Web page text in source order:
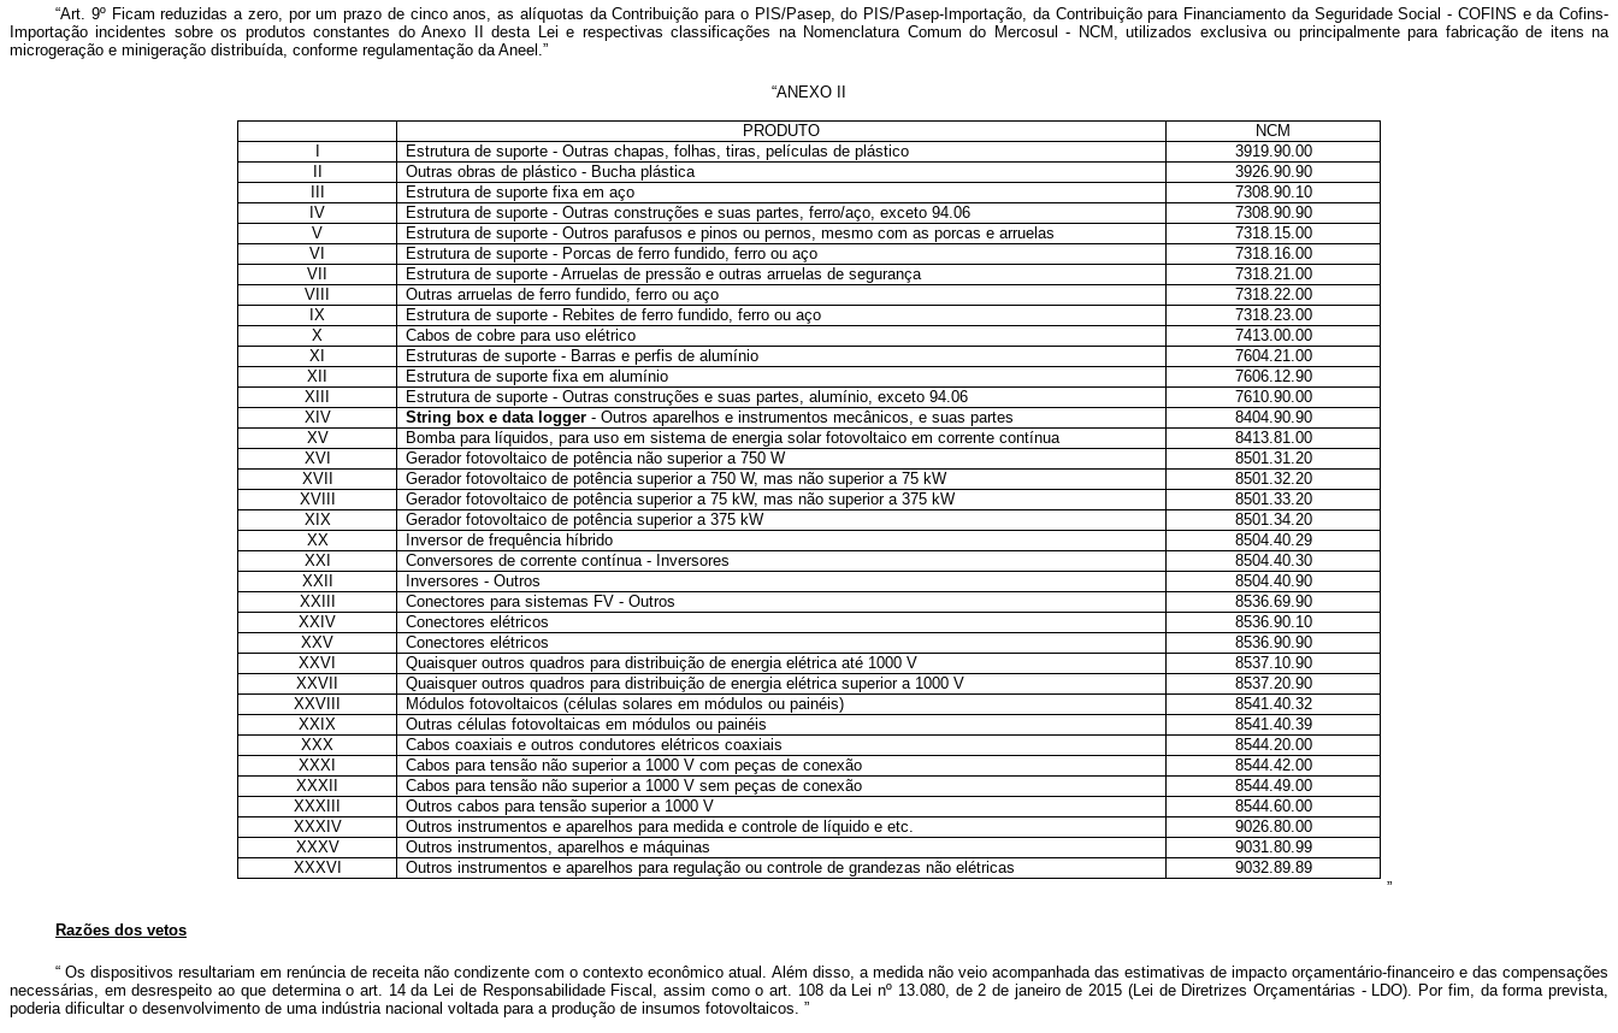
“Art. 9º Ficam reduzidas a zero, por um prazo de cinco anos, as alíquotas da Contribuição para o PIS/Pasep, do PIS/Pasep-Importação, da Contribuição para Financiamento da Seguridade Social - COFINS e da Cofins-
Importação incidentes sobre os produtos constantes do Anexo II desta Lei e respectivas classificações na Nomenclatura Comum do Mercosul - NCM, utilizados exclusiva ou principalmente para fabricação de itens na
microgeração e minigeração distribuída, conforme regulamentação da Aneel.”
“ANEXO II
PRODUTO
NCM
I
Estrutura de suporte - Outras chapas, folhas, tiras, películas de plástico
3919.90.00
II
Outras obras de plástico - Bucha plástica
3926.90.90
III
Estrutura de suporte fixa em aço
7308.90.10
IV
Estrutura de suporte - Outras construções e suas partes, ferro/aço, exceto 94.06
7308.90.90
V
Estrutura de suporte - Outros parafusos e pinos ou pernos, mesmo com as porcas e arruelas
7318.15.00
VI
Estrutura de suporte - Porcas de ferro fundido, ferro ou aço
7318.16.00
VII
Estrutura de suporte - Arruelas de pressão e outras arruelas de segurança
7318.21.00
VIII
Outras arruelas de ferro fundido, ferro ou aço
7318.22.00
IX
Estrutura de suporte - Rebites de ferro fundido, ferro ou aço
7318.23.00
X
Cabos de cobre para uso elétrico
7413.00.00
XI
Estruturas de suporte - Barras e perfis de alumínio
7604.21.00
XII
Estrutura de suporte fixa em alumínio
7606.12.90
XIII
Estrutura de suporte - Outras construções e suas partes, alumínio, exceto 94.06
7610.90.00
XIV
String box e data logger- Outros aparelhos e instrumentos mecânicos, e suas partes
8404.90.90
XV
Bomba para líquidos, para uso em sistema de energia solar fotovoltaico em corrente contínua
8413.81.00
XVI
Gerador fotovoltaico de potência não superior a 750 W
8501.31.20
XVII
Gerador fotovoltaico de potência superior a 750 W, mas não superior a 75 kW
8501.32.20
XVIII
Gerador fotovoltaico de potência superior a 75 kW, mas não superior a 375 kW
8501.33.20
XIX
Gerador fotovoltaico de potência superior a 375 kW
8501.34.20
XX
Inversor de frequência híbrido
8504.40.29
XXI
Conversores de corrente contínua - Inversores
8504.40.30
XXII
Inversores - Outros
8504.40.90
XXIII
Conectores para sistemas FV - Outros
8536.69.90
XXIV
Conectores elétricos
8536.90.10
XXV
Conectores elétricos
8536.90.90
XXVI
Quaisquer outros quadros para distribuição de energia elétrica até 1000 V
8537.10.90
XXVII
Quaisquer outros quadros para distribuição de energia elétrica superior a 1000 V
8537.20.90
XXVIII
Módulos fotovoltaicos (células solares em módulos ou painéis)
8541.40.32
XXIX
Outras células fotovoltaicas em módulos ou painéis
8541.40.39
XXX
Cabos coaxiais e outros condutores elétricos coaxiais
8544.20.00
XXXI
Cabos para tensão não superior a 1000 V com peças de conexão
8544.42.00
XXXII
Cabos para tensão não superior a 1000 V sem peças de conexão
8544.49.00
XXXIII
Outros cabos para tensão superior a 1000 V
8544.60.00
XXXIV
Outros instrumentos e aparelhos para medida e controle de líquido e etc.
9026.80.00
XXXV
Outros instrumentos, aparelhos e máquinas
9031.80.99
XXXVI
Outros instrumentos e aparelhos para regulação ou controle de grandezas não elétricas
9032.89.89
”
Razões dos vetos
“Os dispositivos resultariam em renúncia de receita não condizente com o contexto econômico atual. Além disso, a medida não veio acompanhada das estimativas de impacto orçamentário-financeiro e das compensações
necessárias, em desrespeito ao que determina o art. 14 da Lei de Responsabilidade Fiscal, assim como o art. 108 da Lei nº 13.080, de 2 de janeiro de 2015 (Lei de Diretrizes Orçamentárias - LDO). Por fim, da forma prevista,
poderia dificultar o desenvolvimento de uma indústria nacional voltada para a produção de insumos fotovoltaicos. ”